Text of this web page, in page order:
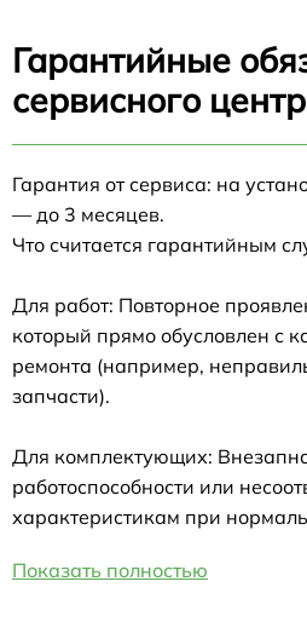
Гарантийные
сервисного
Гарантия от сервиса: на
— до 3 месяцев.
Что считается гарантийным
Для работ: Повторное
который прямо обусловлен с
ремонта (например,
запчасти).
Для комплектующих:
работоспособности или
характеристикам при
Показать полностью